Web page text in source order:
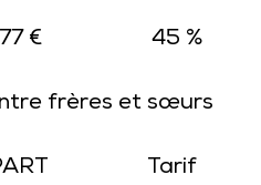
€ 45 %
frères et sœurs
Tarif